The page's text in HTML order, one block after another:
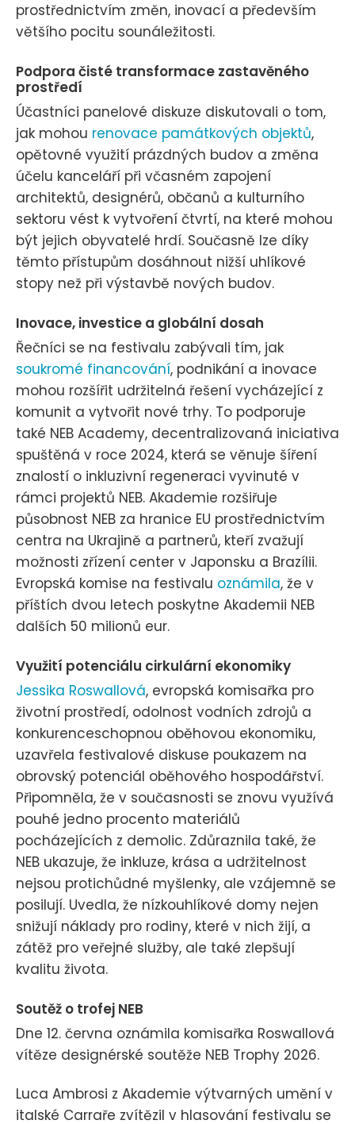
prostřednictvím změn, inovací a především
většího pocitu sounáležitosti.
Podpora čisté transformace zastavěného
prostředí
Účastníci panelové diskuze diskutovali o tom,
jak mohou renovace památkových objektů,
opětovné využití prázdných budov a změna
účelu kanceláří při včasném zapojení
architektů, designérů, občanů a kulturního
sektoru vést k vytvoření čtvrtí, na které mohou
být jejich obyvatelé hrdí. Současně lze díky
těmto přístupům dosáhnout nižší uhlíkové
stopy než při výstavbě nových budov.
Inovace, investice a globální dosah
Řečníci se na festivalu zabývali tím, jak
soukromé financování, podnikání a inovace
mohou rozšířit udržitelná řešení vycházející z
komunit a vytvořit nové trhy. To podporuje
také NEB Academy, decentralizovaná iniciativa
spuštěná v roce 2024, která se věnuje šíření
znalostí o inkluzivní regeneraci vyvinuté v
rámci projektů NEB. Akademie rozšiřuje
působnost NEB za hranice EU prostřednictvím
centra na Ukrajině a partnerů, kteří zvažují
možnosti zřízení center v Japonsku a Brazílii.
Evropská komise na festivalu oznámila, že v
příštích dvou letech poskytne Akademii NEB
dalších 50 milionů eur.
Využití potenciálu cirkulární ekonomiky
Jessika Roswallová, evropská komisařka pro
životní prostředí, odolnost vodních zdrojů a
konkurenceschopnou oběhovou ekonomiku,
uzavřela festivalové diskuse poukazem na
obrovský potenciál oběhového hospodářství.
Připomněla, že v současnosti se znovu využívá
pouhé jedno procento materiálů
pocházejících z demolic. Zdůraznila také, že
NEB ukazuje, že inkluze, krása a udržitelnost
nejsou protichůdné myšlenky, ale vzájemně se
posilují. Uvedla, že nízkouhlíkové domy nejen
snižují náklady pro rodiny, které v nich žijí, a
zátěž pro veřejné služby, ale také zlepšují
kvalitu života.
Soutěž o trofej NEB
Dne 12. června oznámila komisařka Roswallová
vítěze designérské soutěže NEB Trophy 2026.
Luca Ambrosi z Akademie výtvarných umění v
italské Carraře zvítězil v hlasování festivalu se